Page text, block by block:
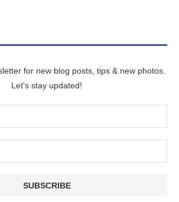
for new blog posts, tips & new photos.
Let's stay updated!